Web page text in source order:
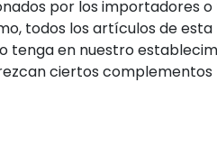
por los importadores
todos los artículos de
tenga en nuestro
ciertos